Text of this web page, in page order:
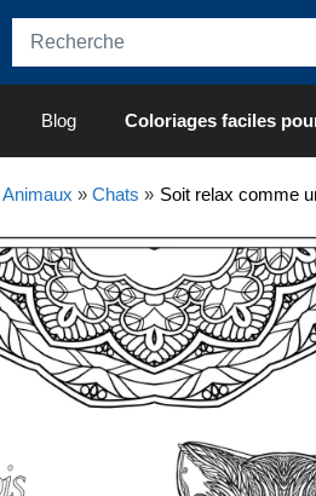
Blog Coloriages faciles
Animaux » Chats » Soit relax comme